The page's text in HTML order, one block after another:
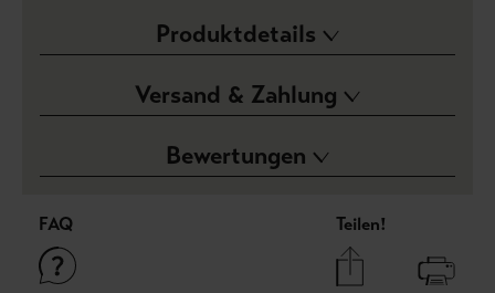
Produktdetails
Versand & Zahlung
Bewertungen
FAQ Teilen!